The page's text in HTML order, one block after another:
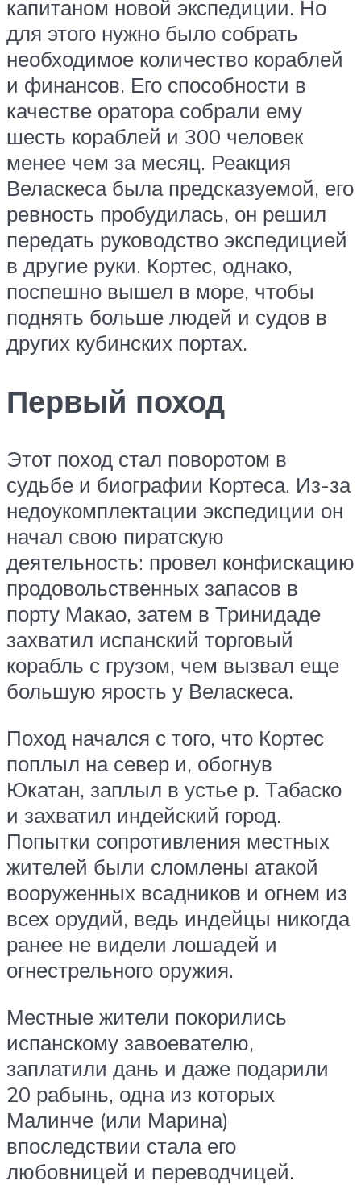
капитаном новой экспедиции. Но
для этого нужно было собрать
необходимое количество кораблей
и финансов. Его способности в
качестве оратора собрали ему
шесть кораблей и 300 человек
менее чем за месяц. Реакция
Веласкеса была предсказуемой, его
ревность пробудилась, он решил
передать руководство экспедицией
в другие руки. Кортес, однако,
поспешно вышел в море, чтобы
поднять больше людей и судов в
других кубинских портах.
Первый поход
Этот поход стал поворотом в
судьбе и биографии Кортеса. Из-за
недоукомплектации экспедиции он
начал свою пиратскую
деятельность: провел конфискацию
продовольственных запасов в
порту Макао, затем в Тринидаде
захватил испанский торговый
корабль с грузом, чем вызвал еще
большую ярость у Веласкеса.
Поход начался с того, что Кортес
поплыл на север и, обогнув
Юкатан, заплыл в устье р. Табаско
и захватил индейский город.
Попытки сопротивления местных
жителей были сломлены атакой
вооруженных всадников и огнем из
всех орудий, ведь индейцы никогда
ранее не видели лошадей и
огнестрельного оружия.
Местные жители покорились
испанскому завоевателю,
заплатили дань и даже подарили
20 рабынь, одна из которых
Малинче (или Марина)
впоследствии стала его
любовницей и переводчицей.